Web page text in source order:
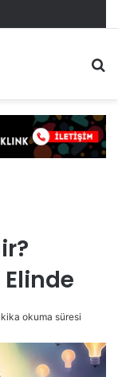
...
okuma süresi